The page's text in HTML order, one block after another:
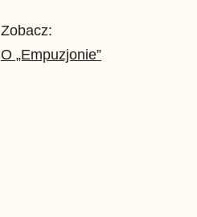
Zobacz:
O „Empuzjonie”